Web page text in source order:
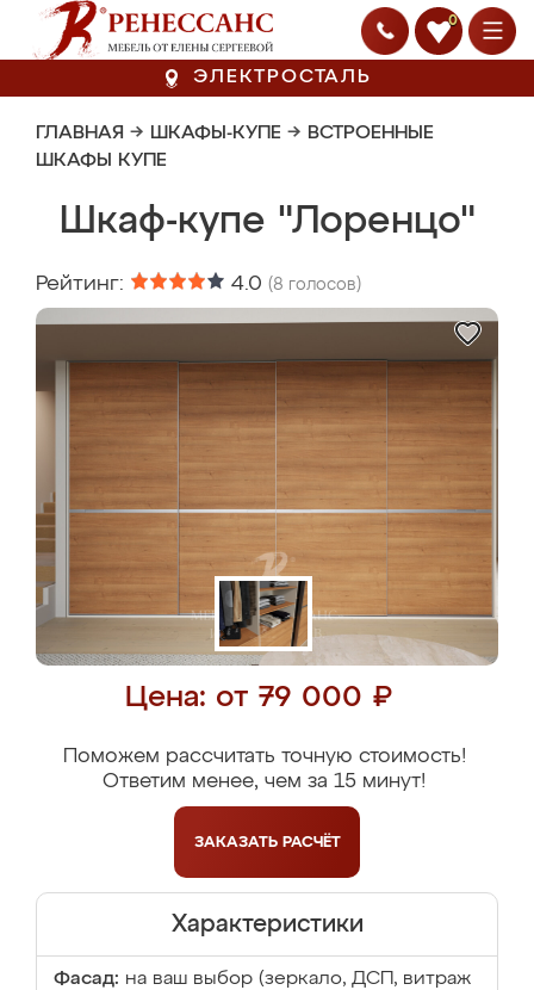
0
ЭЛЕКТРОСТАЛЬ
ГЛАВНАЯ → ШКАФЫ-КУПЕ → ВСТРОЕННЫЕ
ШКАФЫ КУПЕ
Шкаф-купе "Лоренцо"
Рейтинг: 4.0 (8 голосов)
Цена: от 79 000 ₽
Поможем рассчитать точную стоимость!
Ответим менее, чем за 15 минут!
ЗАКАЗАТЬ РАСЧЁТ
Характеристики
Фасад: на ваш выбор (зеркало, ДСП, витраж